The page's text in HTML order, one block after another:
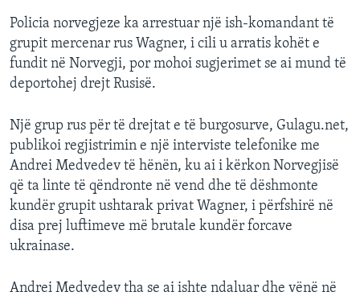
Policia norvegjeze ka arrestuar një ish-komandant të
grupit mercenar rus Wagner, i cili u arratis kohët e
fundit në Norvegji, por mohoi sugjerimet se ai mund të
deportohej drejt Rusisë.
Një grup rus për të drejtat e të burgosurve, Gulagu.net,
publikoi regjistrimin e një interviste telefonike me
Andrei Medvedev të hënën, ku ai i kërkon Norvegjisë
që ta linte të qëndronte në vend dhe të dëshmonte
kundër grupit ushtarak privat Wagner, i përfshirë në
disa prej luftimeve më brutale kundër forcave
ukrainase.
Andrei Medvedev tha se ai ishte ndaluar dhe vënë në